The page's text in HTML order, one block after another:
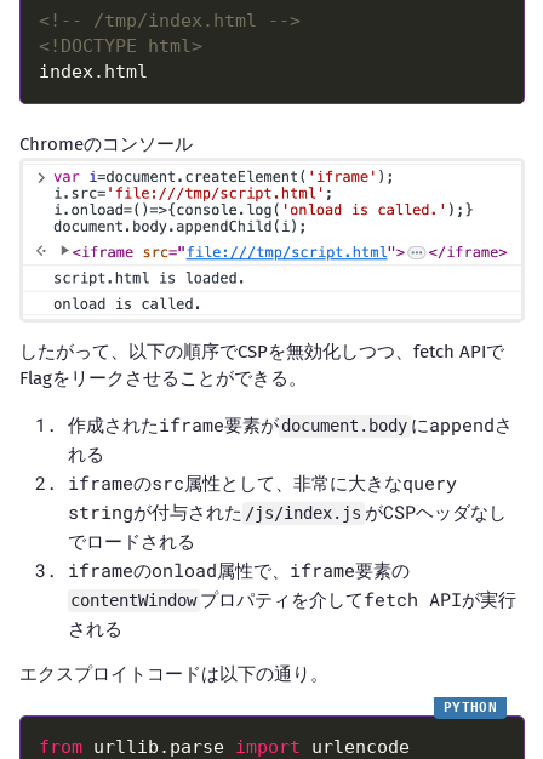
<!-- /tmp/index.html -->
<!DOCTYPE html>
Chromeのコンソール
したがって、以下の順序でCSPを無効化しつつ、fetch APIで
Flagをリークさせることができる。
作成されたiframe要素が document.body にappendさ
れる
iframeのsrc属性として、非常に大きなquery
stringが付与された /js/index.js がCSPヘッダなし
でロードされる
iframeのonload属性で、iframe要素の
contentWindow プロパティを介してfetch APIが実行
される
エクスプロイトコードは以下の通り。
from urllib.parse import
urlencode